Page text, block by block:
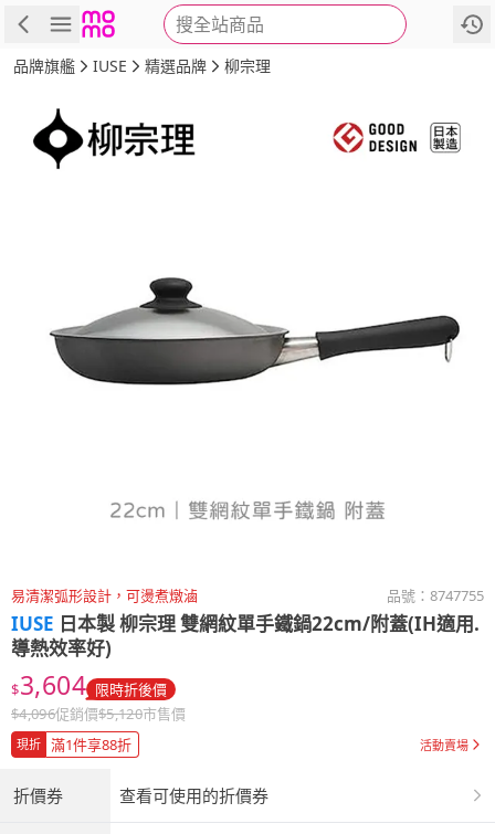
搜全站商品
商品 評價 詳情
品牌旗艦 IUSE 精選品牌 柳宗理
易清潔弧形設計，可燙煮燉滷 品號： 8747755
IUSE 日本製 柳宗理 雙網紋單手鐵鍋22cm/附蓋(IH適用.
導熱效率好)
$3,604 限時折後價
$4,096促銷價$5,120市售價
現折 滿1件享88折 活動賣場
折價券 查看可使用的折價券